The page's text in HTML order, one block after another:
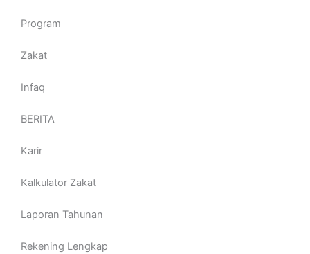
Program
Zakat
Infaq
BERITA
Karir
Kalkulator Zakat
Laporan Tahunan
Rekening Lengkap